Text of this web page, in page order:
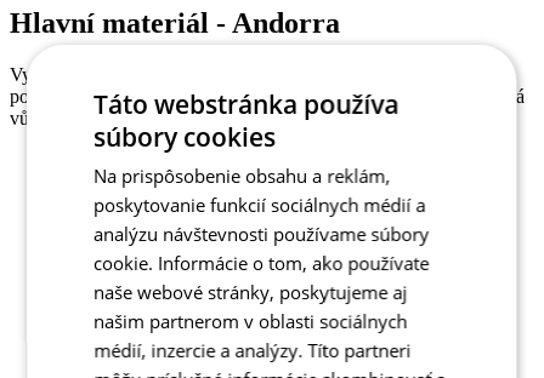
Hlavní materiál - Andorra
Vynikající hřejivé vlastnosti nabízí zateplená látka Andorra, která
poskytne i výbornou prodyšnost. Z rubové strany počesaná, odolná
vůči oděru, skvěle drží tvar.
TODO
2032-263X
Střih
Klasický střih
Štítky
Klasický střih | Jaro/Podzim
POHLAVÍ
Dámské
SPORT
Cyklistika
Táto webstránka používa
súbory cookies
Na prispôsobenie obsahu a reklám,
poskytovanie funkcií sociálnych médií a
analýzu návštevnosti používame súbory
cookie. Informácie o tom, ako používate
naše webové stránky, poskytujeme aj
našim partnerom v oblasti sociálnych
médií, inzercie a analýzy. Títo partneri